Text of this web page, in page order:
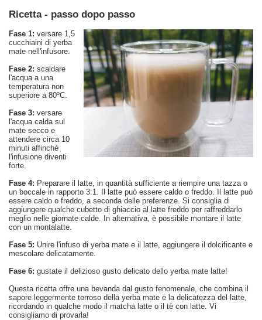
Ricetta - passo dopo passo
Fase 1: versare 1,5
cucchiaini di yerba
mate nell'infusore.
Fase 2: scaldare
l'acqua a una
temperatura non
superiore a 80ºC.
Fase 3: versare
l'acqua calda sul
mate secco e
attendere circa 10
minuti affinché
l'infusione diventi
forte.
Fase 4: Preparare il latte, in quantità sufficiente a riempire una tazza o
un boccale in rapporto 3:1. Il latte può essere caldo o freddo. Il latte può
essere caldo o freddo, a seconda delle preferenze. Si consiglia di
aggiungere qualche cubetto di ghiaccio al latte freddo per raffreddarlo
meglio nelle giornate calde. In alternativa, è possibile montare il latte
con un montalatte.
Fase 5: Unire l'infuso di yerba mate e il latte, aggiungere il dolcificante e
mescolare delicatamente.
Fase 6: gustate il delizioso gusto delicato dello yerba mate latte!
Questa ricetta offre una bevanda dal gusto fenomenale, che combina il
sapore leggermente terroso della yerba mate e la delicatezza del latte,
ricordando in qualche modo il matcha latte o il tè con latte. Vi
consigliamo di provarla!